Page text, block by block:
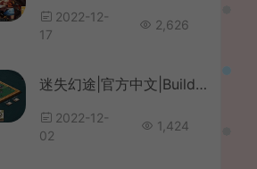
2022-12-
17
2,626
迷失幻途|官方中文|Build.10046141-0.6.3-新敌人-遭遇事件-天气-战斗场景|解压即撸|
2022-12-
02
1,424